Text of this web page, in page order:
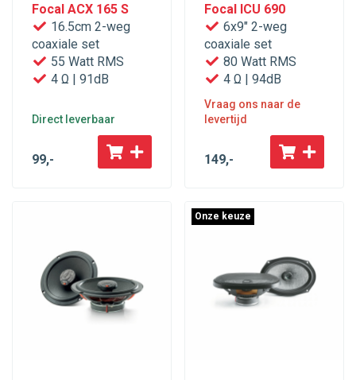
Focal ACX 165 S
16.5cm 2-weg
coaxiale set
55 Watt RMS
4 Ω | 91dB
Direct leverbaar
99,-
Focal ICU 690
6x9" 2-weg
coaxiale set
80 Watt RMS
4 Ω | 94dB
Vraag ons naar de
levertijd
149,-
Onze keuze